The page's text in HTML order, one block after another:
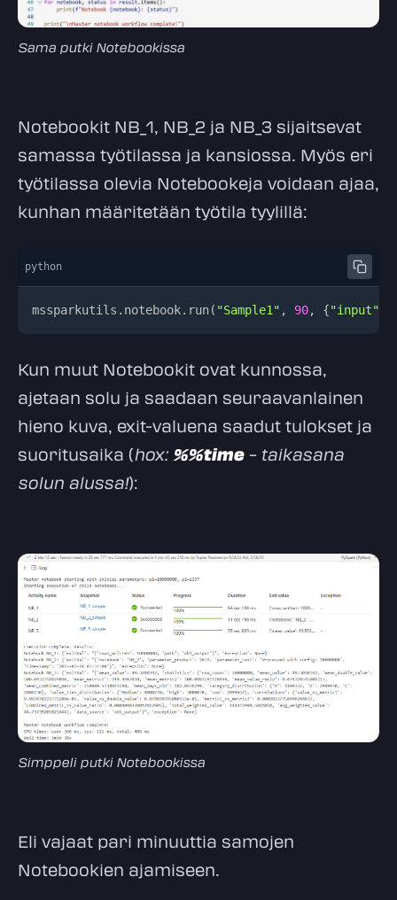
Sama putki Notebookissa
Notebookit NB_1, NB_2 ja NB_3 sijaitsevat
samassa työtilassa ja kansiossa. Myös eri
työtilassa olevia Notebookeja voidaan ajaa,
kunhan määritetään työtila tyylillä:
python
mssparkutils . notebook. run( "Sample1" , 90, {"input"
Kun muut Notebookit ovat kunnossa,
ajetaan solu ja saadaan seuraavanlainen
hieno kuva, exit-valuena saadut tulokset ja
suoritusaika (hox:%%time– taikasana
solun alussa!):
Simppeli putki Notebookissa
Eli vajaat pari minuuttia samojen
Notebookien ajamiseen.